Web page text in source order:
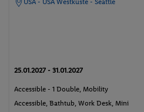
25.01.2027 - 31.01.2027
Accessible - 1 Double, Mobility
Accessible, Bathtub, Work Desk, Mini